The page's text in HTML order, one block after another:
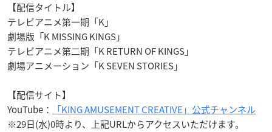
【配信タイトル】
テレビアニメ第一期「K」
劇場版「K MISSING KINGS」
テレビアニメ第二期「K RETURN OF KINGS」
劇場アニメーション「K SEVEN STORIES」
【配信サイト】
YouTube：
「KING AMUSEMENT CREATIVE」公式チャンネル
※29日(水)0時より、上記URLからアクセスいただけます。